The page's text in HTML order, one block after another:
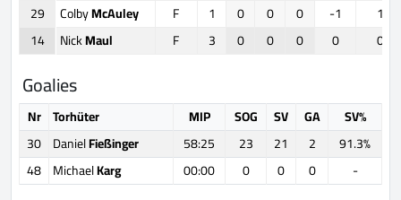
29
ColbyMcAuley F 1 0 0 0 -1
1
14
NickMaul F 3 0 0 0 0 0
Goalies
Nr Torhüter MIP SOG SV GA
SV%
30 DanielFießinger 58:25 23 21 2
91.3%
48 MichaelKarg 00:00 0 0 0 -